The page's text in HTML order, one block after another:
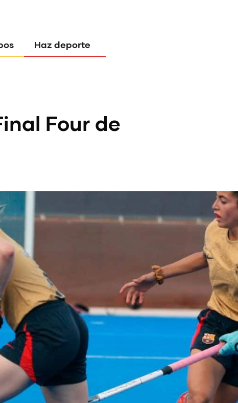
Haz deporte
Four de